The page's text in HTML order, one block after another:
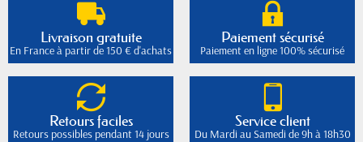
Livraison gratuite
En France à partir de 150 € d'achats
Paiement sécurisé
Paiement en ligne 100% sécurisé
Retours faciles
Retours possibles pendant 14 jours
Service client
Du Mardi au Samedi de 9h à 18h30